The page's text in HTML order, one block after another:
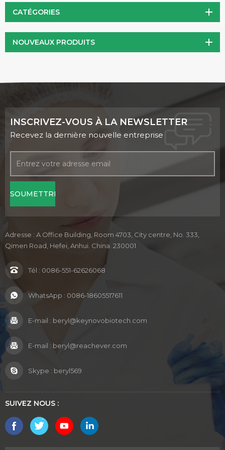
production d'énergie cellulaire et une amélioration du
métabolisme énergétique global.
CATÉGORIES
NOUVEAUX PRODUITS
INSCRIVEZ-VOUS À LA NEWSLETTER
Recevez la dernière nouvelle entreprise
Adresse : A Office Building, Room 4703, City centre, No. 333,
Qimen Road, Hefei, Anhui. China. 230001
Tél : 0086-551-62626068
WhatsApp : 0086-18605517611
E-mail : beryl@keynovobiotech.com
E-mail : beryl@reachever.com
Skype : beryl569
SUIVEZ NOUS :